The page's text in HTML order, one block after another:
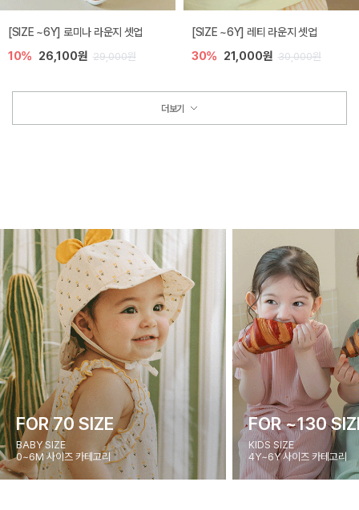
[SIZE ~6Y] 로미나 라운지 셋업
10% 26,100원 29,000원
[SIZE ~6Y] 레티 라운지 셋업
30% 21,000원 30,000원
더보기
FOR 70 SIZE
BABY SIZE
0~6M 사이즈 카테고리
FOR ~130
KIDS SIZE
4Y~6Y 사이즈 카테고리